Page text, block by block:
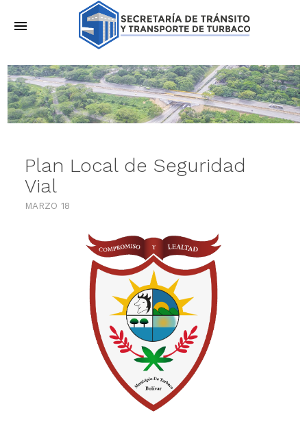
menu
Plan Local de Seguridad
Vial
MARZO 18